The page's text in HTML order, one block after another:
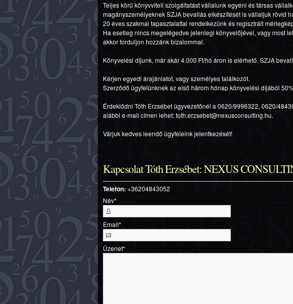
Teljes körű könyvviteli szolgáltatást vállalunk egyéni és társas
magányszemélyeknek SZJA bevallás elkészítését is vállaljuk rövid
20 éves szakmai tapasztalattal rendelkezünk és regisztrált
Ha esetleg nincs megelégedve jelenlegi könyvelőjével, vagy most
akkor forduljon hozzánk bizalommal.
Könyvelési díjunk, már akár 4.000 Ft/hó áron is elérhető. SZJA
Kérjen egyedi árajánlatot, vagy személyes találkozót.
Szerződő ügyfelünknek az első három hónap könyvelési díjából
Érdeklődni Tóth Erzsébet ügyvezetőnél a 0620/9996322, 0620/
alábbi e-mail címen lehet: toth.erzsebet@nexusconsulting.hu.
Várjuk kedves leendő ügyfeleink jelentkezését!
Kapcsolat Tóth Erzsébet: NEXUS
Telefon: +36204843052
Név*
Email*
Üzenet*